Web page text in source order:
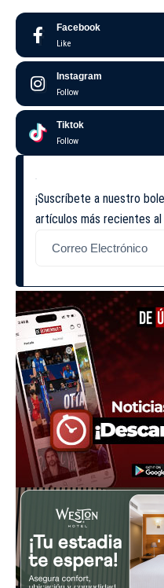
Facebook
Like
Instagram
Follow
Tiktok
Follow
¡Suscríbete a nuestro
artículos más recientes